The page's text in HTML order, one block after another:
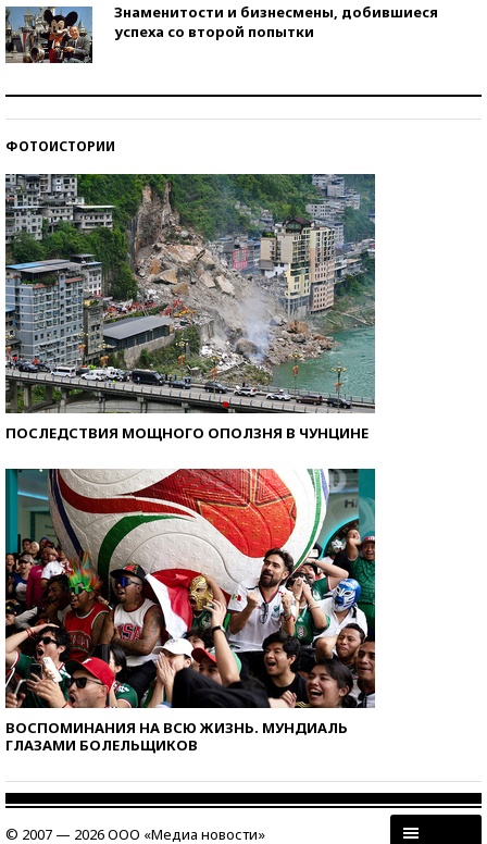
Знаменитости и бизнесмены, добившиеся
успеха со второй попытки
ФОТОИСТОРИИ
ПОСЛЕДСТВИЯ МОЩНОГО ОПОЛЗНЯ В ЧУНЦИНЕ
ВОСПОМИНАНИЯ НА ВСЮ ЖИЗНЬ. МУНДИАЛЬ
ГЛАЗАМИ БОЛЕЛЬЩИКОВ
© 2007 — 2026 ООО «Медиа новости»